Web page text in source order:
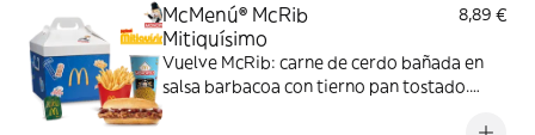
McMenú® McRib
Mitiquísimo
8,89 €
Vuelve McRib: carne de cerdo bañada en
salsa barbacoa con tierno pan tostado.